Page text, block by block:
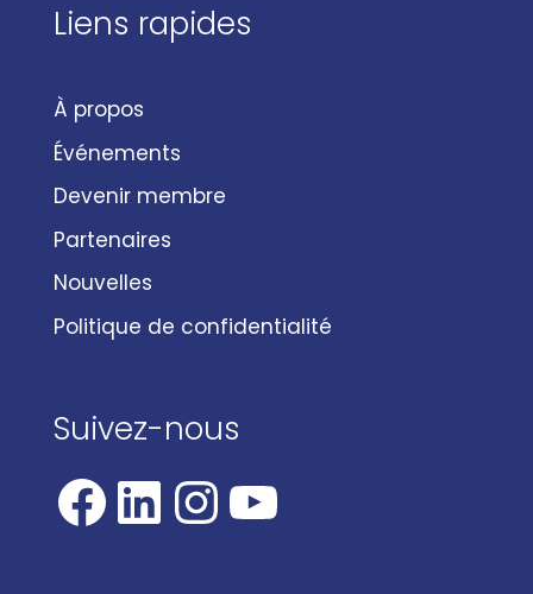
Liens rapides
À propos
Événements
Devenir membre
Partenaires
Nouvelles
Politique de confidentialité
Suivez-nous
Facebook LinkedIn Instagram YouTube